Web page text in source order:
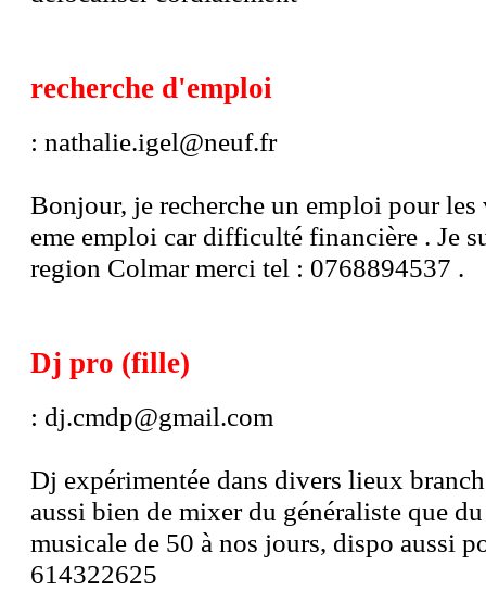
recherche d'emploi
: nathalie.igel@neuf.fr
Bonjour, je recherche un emploi pour les
eme emploi car difficulté financière . Je
region Colmar merci tel : 0768894537 .
Dj pro (fille)
: dj.cmdp@gmail.com
Dj expérimentée dans divers lieux
aussi bien de mixer du généraliste que
musicale de 50 à nos jours, dispo aussi
614322625